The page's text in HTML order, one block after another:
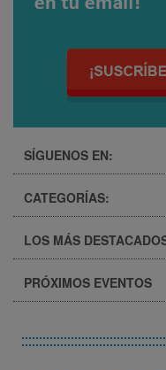
SÍGUENOS EN:
CATEGORÍAS:
Seguridad
Medio ambiente
LOS MÁS
¿En
de
PRÓXIMOS EVENTOS